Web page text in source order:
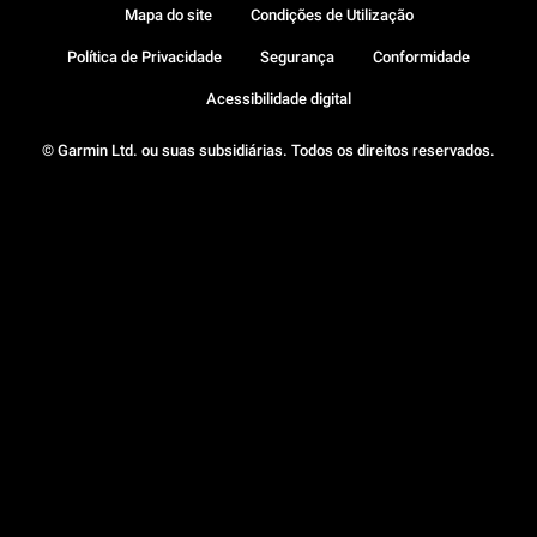
© Garmin Ltd. ou suas subsidiárias. Todos os direitos reservados.
Mapa do site Condições de Utilização
Política de Privacidade Segurança Conformidade
Acessibilidade digital